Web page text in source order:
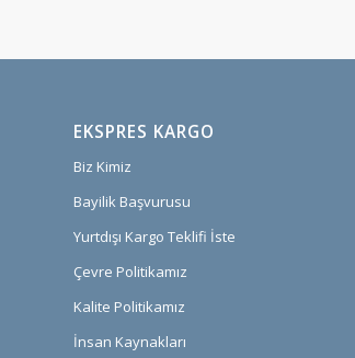
EKSPRES KARGO
Biz Kimiz
Bayilik Başvurusu
Yurtdışı Kargo Teklifi İste
Çevre Politikamız
Kalite Politikamız
İnsan Kaynakları